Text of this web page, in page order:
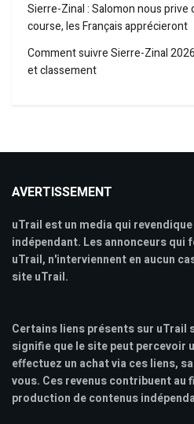
Sierre-Zinal : Salomon nous prive
course, les Français apprécieront
Comment suivre Sierre-Zinal
et classement
AVERTISSEMENT
uTrail est un media qui
indépendant. Les annonceurs qui
uTrail, n'interviennent en aucun
site uTrail.
Certains liens présents sur uTrail
signifie que le site peut percevoir
effectuez un achat via ces liens,
vous. Ces revenus contribuent au
production de contenus